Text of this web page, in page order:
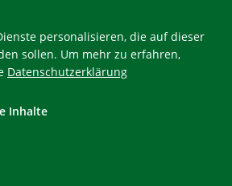
Marke. Die Nutzung muss
für Energie Südtirol - KlimaHaus
personalisieren, die auf dieser
sollen. Um mehr zu erfahren,
Datenschutzerklärung
Inhalte